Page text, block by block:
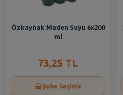
Özkaynak Maden Suyu 6x200
ml
73,25 TL
Şube Seçiniz